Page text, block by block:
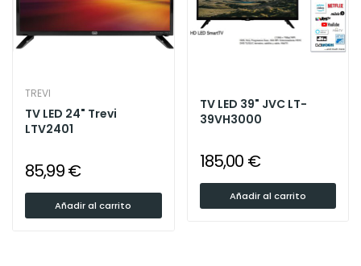
TREVI
TV LED 24" Trevi
LTV2401
85,99 €
Añadir al carrito
TV LED 39" JVC LT-
39VH3000
185,00 €
Añadir al carrito